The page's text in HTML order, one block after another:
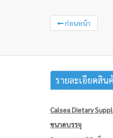
ก่อนหน้า
รายละเอียดสิน
Calsea Dietary
ขนาดบรรจุ